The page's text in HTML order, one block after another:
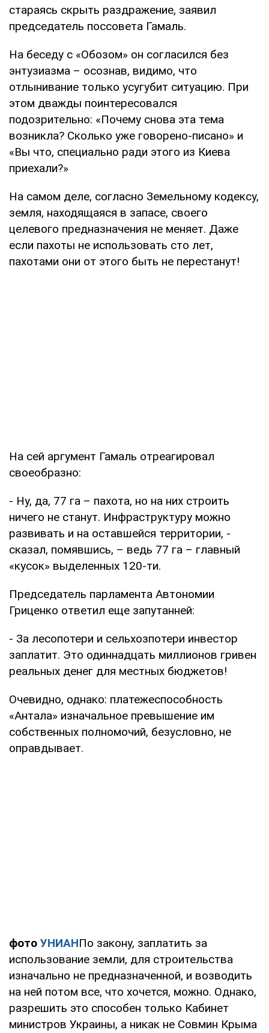
стараясь скрыть раздражение, заявил
председатель поссовета Гамаль.
На беседу с «Обозом» он согласился без
энтузиазма – осознав, видимо, что
отлынивание только усугубит ситуацию. При
этом дважды поинтересовался
подозрительно: «Почему снова эта тема
возникла? Сколько уже говорено-писано» и
«Вы что, специально ради этого из Киева
приехали?»
На самом деле, согласно Земельному кодексу,
земля, находящаяся в запасе, своего
целевого предназначения не меняет. Даже
если пахоты не использовать сто лет,
пахотами они от этого быть не перестанут!
На сей аргумент Гамаль отреагировал
своеобразно:
- Ну, да, 77 га – пахота, но на них строить
ничего не станут. Инфраструктуру можно
развивать и на оставшейся территории, -
сказал, помявшись, – ведь 77 га – главный
«кусок» выделенных 120-ти.
Председатель парламента Автономии
Гриценко ответил еще запутанней:
- За лесопотери и сельхозпотери инвестор
заплатит. Это одиннадцать миллионов гривен
реальных денег для местных бюджетов!
Очевидно, однако: платежеспособность
«Антала» изначальное превышение им
собственных полномочий, безусловно, не
оправдывает.
фото УНИАНПо закону, заплатить за
использование земли, для строительства
изначально не предназначенной, и возводить
на ней потом все, что хочется, можно. Однако,
разрешить это способен только Кабинет
министров Украины, а никак не Совмин Крыма